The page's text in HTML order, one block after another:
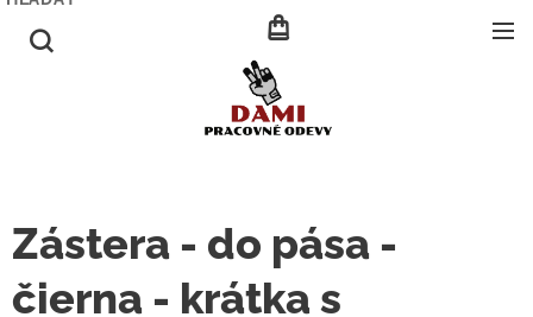
Zástera - do pása -
čierna - krátka s